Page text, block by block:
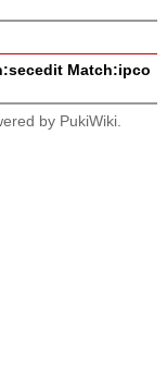
Match:ipco
by PukiWiki.